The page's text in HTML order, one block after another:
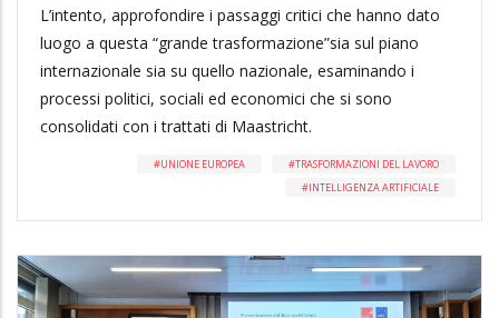
L’intento, approfondire i passaggi critici che hanno dato
luogo a questa “grande trasformazione”sia sul piano
internazionale sia su quello nazionale, esaminando i
processi politici, sociali ed economici che si sono
consolidati con i trattati di Maastricht.
UNIONE EUROPEA
TRASFORMAZIONI DEL LAVORO
INTELLIGENZA ARTIFICIALE